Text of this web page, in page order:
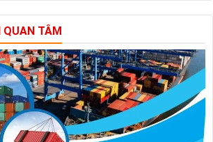
QUAN TÂM